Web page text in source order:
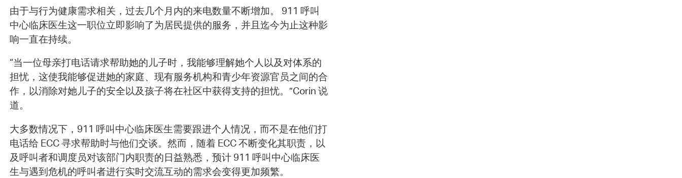
由于与行为健康需求相关，过去几个月内的来电数量不断增加。 911 呼叫
中心临床医生这一职位立即影响了为居民提供的服务，并且迄今为止这种影
响一直在持续。
“当一位母亲打电话请求帮助她的儿子时，我能够理解她个人以及对体系的
担忧，这使我能够促进她的家庭、现有服务机构和青少年资源官员之间的合
作，以消除对她儿子的安全以及孩子将在社区中获得支持的担忧。”Corin 说
道。
大多数情况下，911 呼叫中心临床医生需要跟进个人情况，而不是在他们打
电话给 ECC 寻求帮助时与他们交谈。然而，随着 ECC 不断变化其职责，以
及呼叫者和调度员对该部门内职责的日益熟悉，预计 911 呼叫中心临床医
生与遇到危机的呼叫者进行实时交流互动的需求会变得更加频繁。